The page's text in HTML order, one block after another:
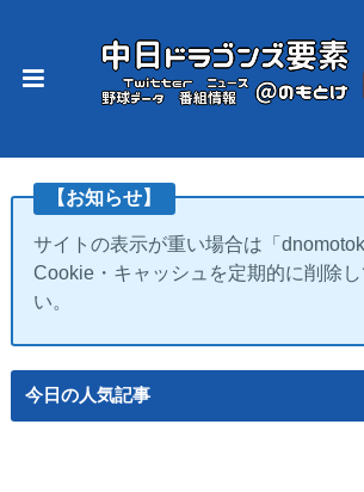
【お知らせ】
サイトの表示が重い場合は「
Cookie・キャッシュを定期的に削除
い。
今日の人気記事